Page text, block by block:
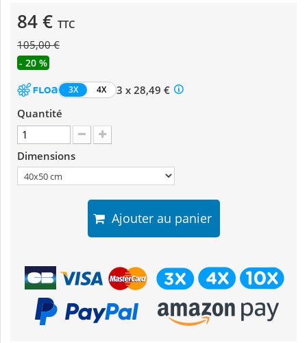
84 € TTC
105,00 €
- 20 %
3X 4X
3 x 28,49 €
Quantité
Dimensions
Ajouter au panier